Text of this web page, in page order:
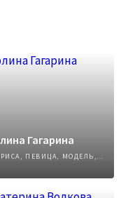
Гагарина
АКТРИСА, ПЕВИЦА, МОДЕЛЬ, АВТОР ПЕСЕН